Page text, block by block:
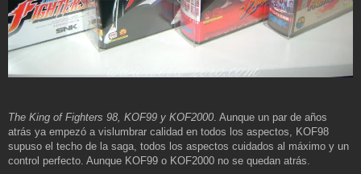
The King of Fighters 98, KOF99 y KOF2000 . Aunque un par de años
atrás ya empezó a vislumbrar calidad en todos los aspectos, KOF98
supuso el techo de la saga, todos los aspectos cuidados al máximo y un
control perfecto. Aunque KOF99 o KOF2000 no se quedan atrás.